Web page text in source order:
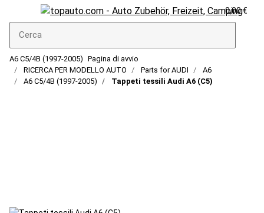
0,00 €
A6 C5/4B (1997-2005) Pagina di avvio
RICERCA PER MODELLO AUTO
Parts for AUDI
A6
A6 C5/4B (1997-2005)
Tappeti tessili Audi A6 (C5)